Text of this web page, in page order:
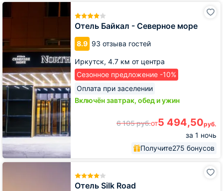
Отель Байкал - Северное море
8.9 93 отзыва гостей
Иркутск, 4.7 км от центра
Сезонное предложение -10%
Оплата при заселении
Включён завтрак, обед и ужин
6 105руб.от5 494,50руб.
за 1 ночь
Получите275 бонусов
Отель
море
Отель Silk Road
Отель